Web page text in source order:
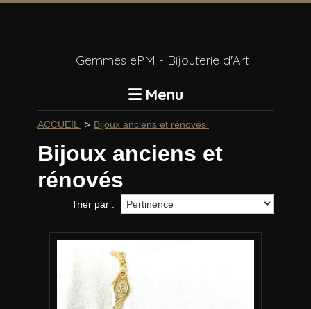
Gemmes ePM - Bijouterie d'Art
Menu
ACCUEIL Bijoux anciens et rénovés
Bijoux anciens et
rénovés
Trier par :
Panneau de gestion des cookies